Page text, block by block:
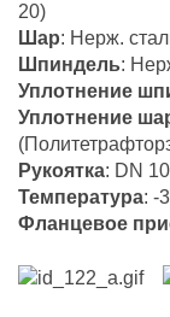
20)
Шар: Нерж.
Шпиндель:
Уплотнение
Уплотнение
Рукоятка: DN
Температура: -
Фланцевое